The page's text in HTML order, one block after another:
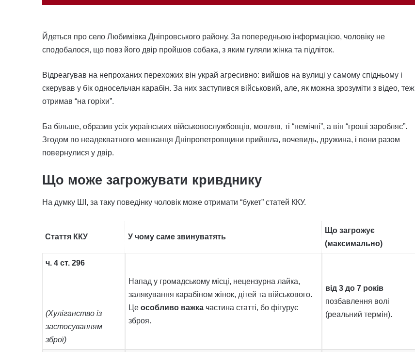
Йдеться про село Любимівка Дніпровського району. За попередньою інформацією, чоловіку не
сподобалося, що повз його двір пройшов собака, з яким гуляли жінка та підліток.
Відреагував на непроханих перехожих він украй агресивно: вийшов на вулиці у самому спідньому і
скерував у бік односельчан карабін. За них заступився військовий, але, як можна зрозуміти з відео, теж
отримав “на горіхи”.
Ба більше, образив усіх українських військовослужбовців, мовляв, ті “немічні”, а він “гроші заробляє”.
Згодом по неадекватного мешканця Дніпропетровщини прийшла, вочевидь, дружина, і вони разом
повернулися у двір.
Що може загрожувати кривднику
На думку ШІ, за таку поведінку чоловік може отримати “букет” статей ККУ.
Стаття ККУ У чому саме звинуватять
Що загрожує
(максимально)
ч. 4 ст. 296
(Хуліганство із
застосуванням
зброї)
Напад у громадському місці, нецензурна лайка,
залякування карабіном жінок, дітей та військового.
Цеособливо важка частина статті, бо фігурує
зброя.
від 3 до 7 років
позбавлення волі
(реальний термін).